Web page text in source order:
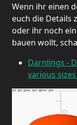
Wenn ihr einen
euch die Details
oder ihr noch
bauen wollt,
Darnlings -
various